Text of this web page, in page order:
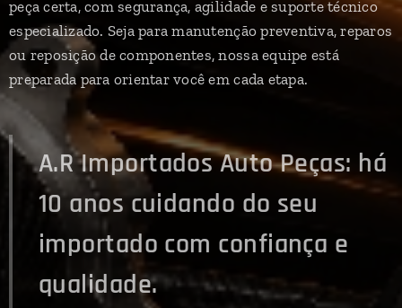
peça certa, com segurança, agilidade e suporte técnico
especializado. Seja para manutenção preventiva, reparos
ou reposição de componentes, nossa equipe está
preparada para orientar você em cada etapa.
A.R Importados Auto Peças: há
10 anos cuidando do seu
importado com confiança e
qualidade.